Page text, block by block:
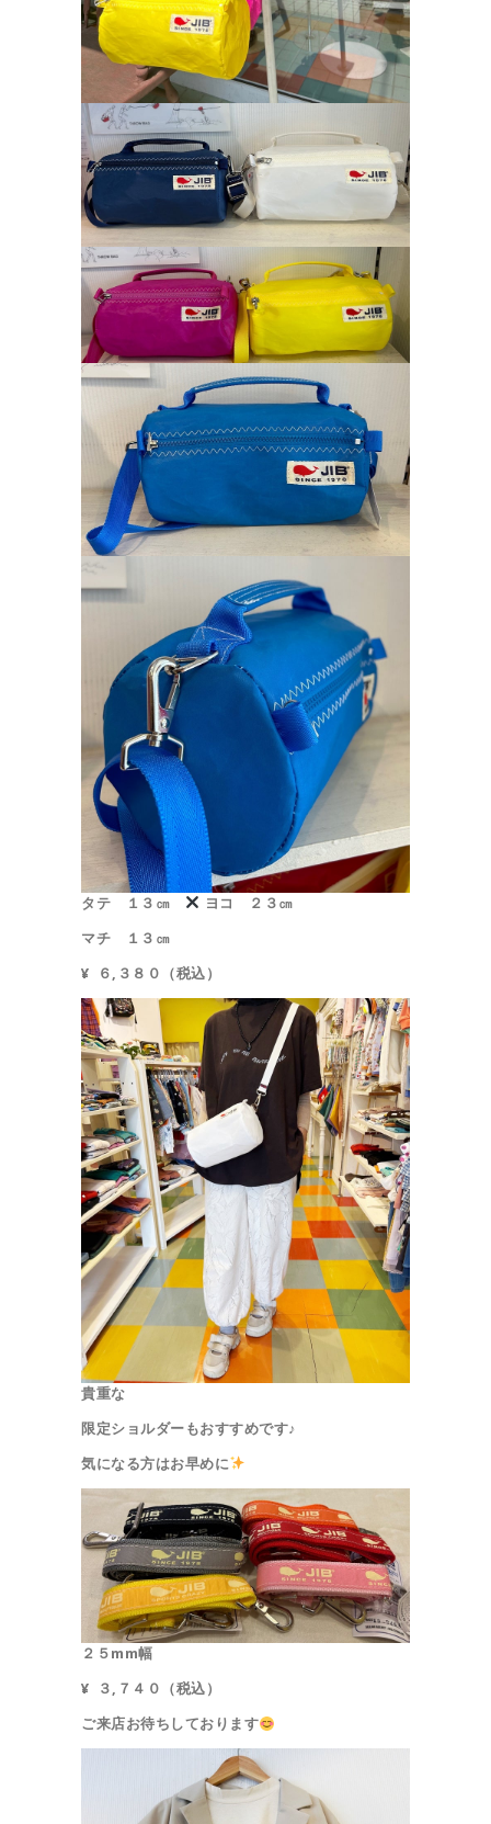
タテ １３㎝
ヨコ ２３㎝
マチ １３㎝
¥ ６,３８０（税込）
貴重な
限定ショルダーもおすすめです♪
気になる方はお早めに
２５mm幅
¥ ３,７４０（税込）
ご来店お待ちしております